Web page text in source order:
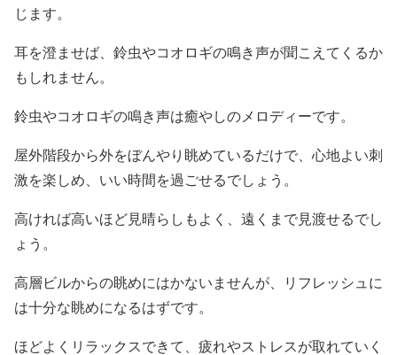
じます。
耳を澄ませば、鈴虫やコオロギの鳴き声が聞こえてくるか
もしれません。
鈴虫やコオロギの鳴き声は癒やしのメロディーです。
屋外階段から外をぼんやり眺めているだけで、心地よい刺
激を楽しめ、いい時間を過ごせるでしょう。
高ければ高いほど見晴らしもよく、遠くまで見渡せるでし
ょう。
高層ビルからの眺めにはかないませんが、リフレッシュに
は十分な眺めになるはずです。
ほどよくリラックスできて、疲れやストレスが取れていく